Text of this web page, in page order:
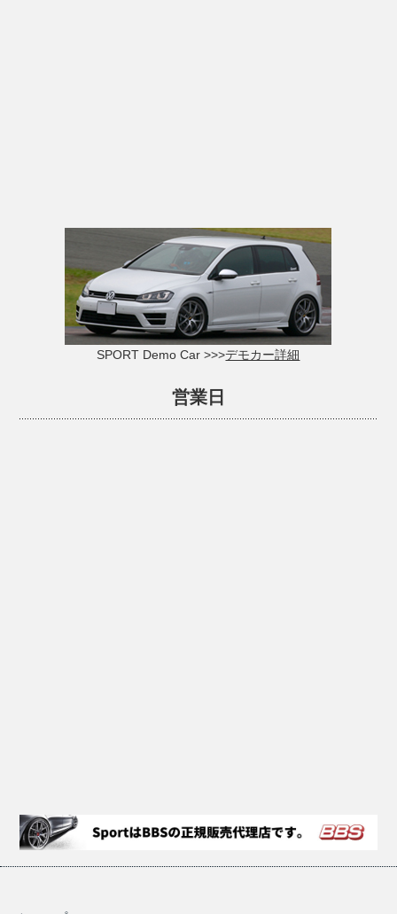
SPORT Demo Car >>>デモカー詳細
営業日